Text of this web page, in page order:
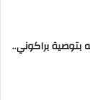
بتوصية براكوني..